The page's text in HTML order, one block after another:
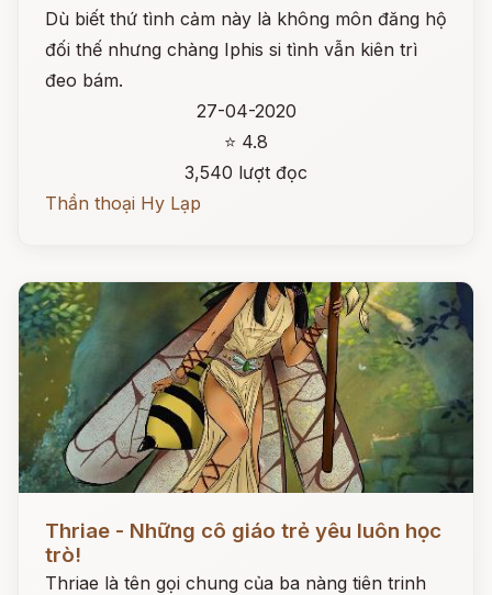
Dù biết thứ tình cảm này là không môn đăng hộ
đối thế nhưng chàng Iphis si tình vẫn kiên trì
đeo bám.
27-04-2020
⭐ 4.8
3,540 lượt đọc
Thần thoại Hy Lạp
Thriae - Những cô giáo trẻ yêu luôn học
trò!
Thriae là tên gọi chung của ba nàng tiên trinh